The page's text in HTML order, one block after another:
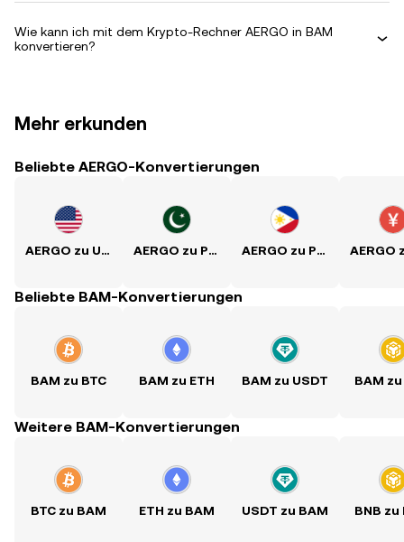
Wie kann ich mit dem Krypto-Rechner AERGO in BAM
konvertieren?
Mehr erkunden
Beliebte AERGO-Konvertierungen
AERGO zu USD AERGO zu PKR AERGO zu PHP
Beliebte BAM-Konvertierungen
BAM zu BTC BAM zu ETH BAM zu USDT BAM
Weitere BAM-Konvertierungen
BTC zu BAM ETH zu BAM USDT zu BAM BNB zu